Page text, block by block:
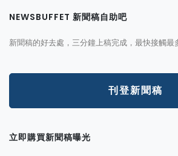
NEWSBUFFET 新聞稿自助吧
新聞稿的好去處，三分鐘上稿完成，最快接觸最
刊登新聞稿
立即購買新聞稿曝光